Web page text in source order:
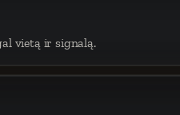
vietą ir signalą.